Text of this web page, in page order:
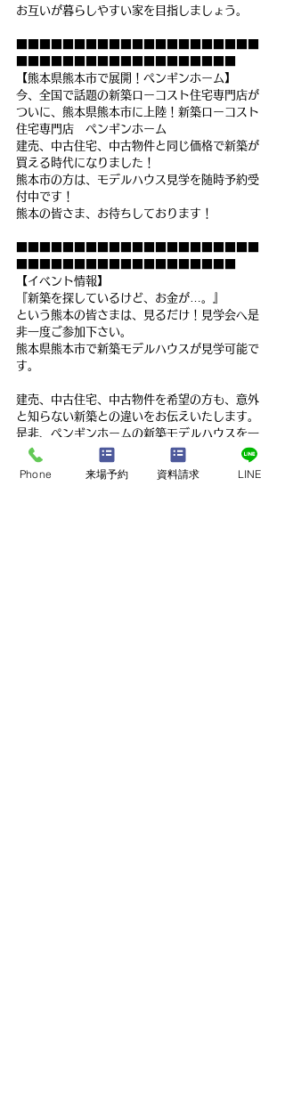
お互いが暮らしやすい家を目指しましょう。
【熊本県熊本市で展開！ペンギンホーム】
今、全国で話題の新築ローコスト住宅専門店が
ついに、熊本県熊本市に上陸！新築ローコスト
住宅専門店　ペンギンホーム
建売、中古住宅、中古物件と同じ価格で新築が
買える時代になりました！
熊本市の方は、モデルハウス見学を随時予約受
付中です！
熊本の皆さま、お待ちしております！
【イベント情報】
『新築を探しているけど、お金が…。』
という熊本の皆さまは、見るだけ！見学会へ是
非一度ご参加下さい。
熊本県熊本市で新築モデルハウスが見学可能で
す。
建売、中古住宅、中古物件を希望の方も、意外
と知らない新築との違いをお伝えいたします。
是非、ペンギンホームの新築モデルハウスを一
度ご覧ください！
Phone 来場予約 資料請求 LINE